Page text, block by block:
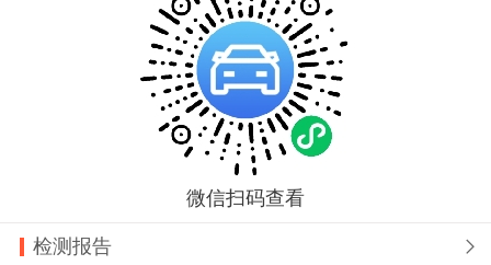
微信扫码查看
检测报告 